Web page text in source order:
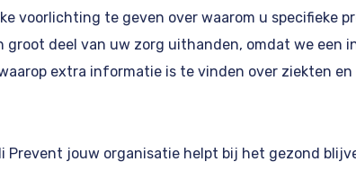
voorlichting te geven over waarom u specifieke
groot deel van uw zorg uithanden, omdat we een
extra informatie is te vinden over ziekten
Prevent jouw organisatie helpt bij het gezond